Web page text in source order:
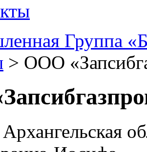
Группа
> ООО
Архангельская